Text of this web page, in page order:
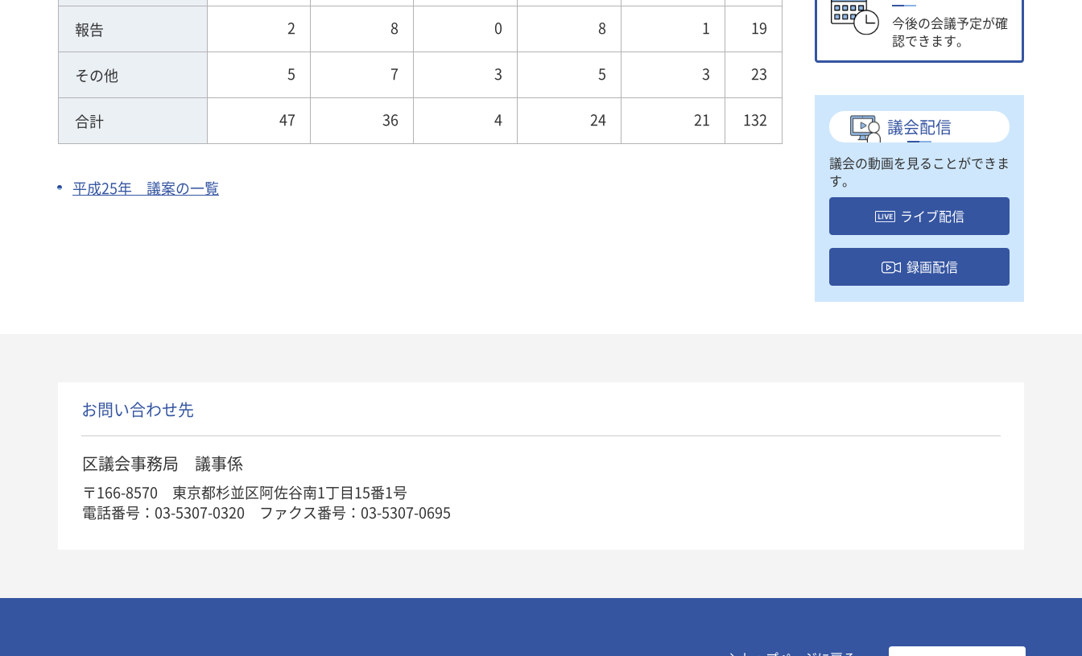
報告 2 8 0 8 1 19
その他 5 7 3 5 3 23
合計 47 36 4 24 21 132
平成25年 議案の一覧
今後の会議予定が確
認できます。
議会配信
議会の動画を見ることができま
す。
ライブ配信
録画配信
お問い合わせ先
区議会事務局 議事係
〒166-8570 東京都杉並区阿佐谷南1丁目15番1号
電話番号：03-5307-0320
ファクス番号：03-5307-0695